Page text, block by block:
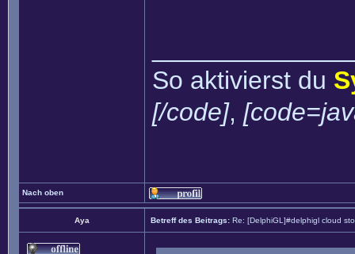
So aktivierst du
[/code],
Nach oben
Aya Betreff des Beitrags: Re: [DelphiGL]#delphigl cloud